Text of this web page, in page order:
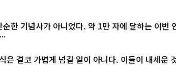
한 기념사가 아니었다. 약 1만 자에 달하는 이번
결코 가볍게 넘길 일이 아니다. 이들이 내세운